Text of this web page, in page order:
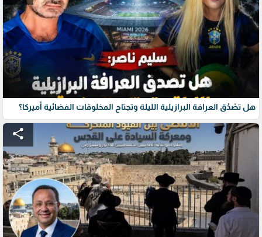
هل تصْدُق العرافة البرازيلية الليلة وتجتاح المخلوقات الفضائية أميركا؟
share